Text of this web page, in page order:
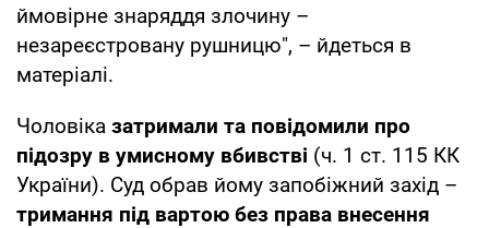
ймовірне знаряддя злочину –
незареєстровану рушницю", – йдеться в
матеріалі.
Чоловіка затримали та повідомили про
підозру в умисному вбивстві (ч. 1 ст. 115 КК
України). Суд обрав йому запобіжний захід –
тримання під вартою без права внесення